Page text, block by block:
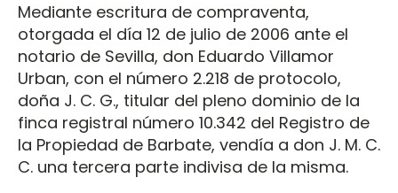
Mediante escritura de compraventa,
otorgada el día 12 de julio de 2006 ante el
notario de Sevilla, don Eduardo Villamor
Urban, con el número 2.218 de protocolo,
doña J. C. G., titular del pleno dominio de la
finca registral número 10.342 del Registro de
la Propiedad de Barbate, vendía a don J. M. C.
C. una tercera parte indivisa de la misma.